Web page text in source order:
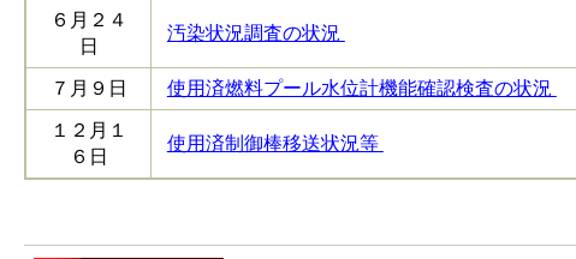
６月２４
日
汚染状況調査の状況
７月９日 使用済燃料プール水位計機能確認検査の状況
１２月１
６日
使用済制御棒移送状況等